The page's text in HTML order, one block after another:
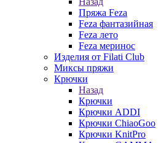
Пряжа Feza
Feza фантазийная
Feza лето
Feza меринос
Изделия от Filati Club
Миксы пряжи
Крючки
Назад
Крючки
Крючки ADDI
Крючки ChiaoGoo
Крючки KnitPro